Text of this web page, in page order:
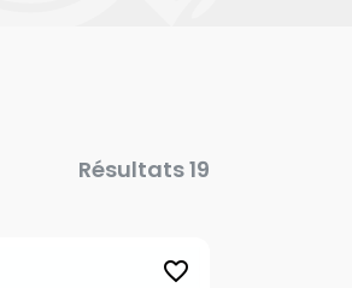
Résultats 19
favorite_border